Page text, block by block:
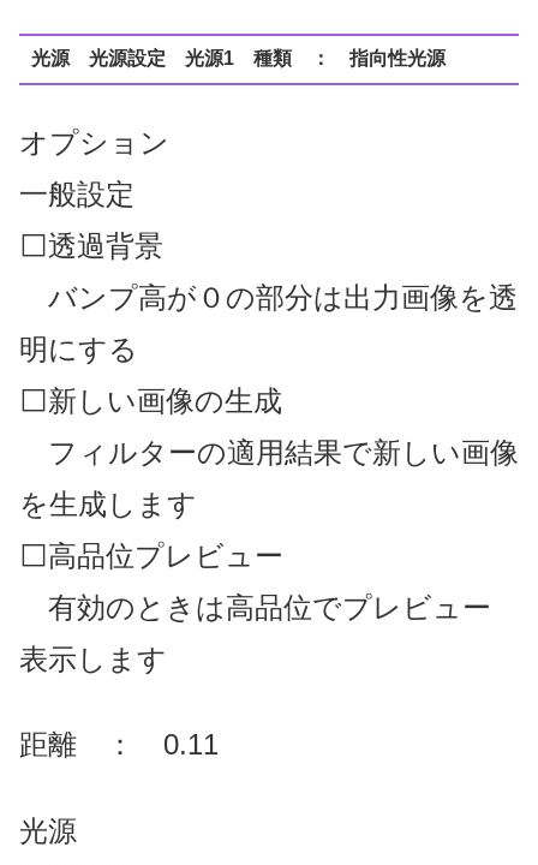
光源 光源設定 光源1 種類 ： 指向性光源
オプション
一般設定
⬜透過背景
バンプ高が０の部分は出力画像を透
明にする
⬜新しい画像の生成
フィルターの適用結果で新しい画像
を生成します
⬜高品位プレビュー
有効のときは高品位でプレビュー
表示します
距離 ： 0.11
光源